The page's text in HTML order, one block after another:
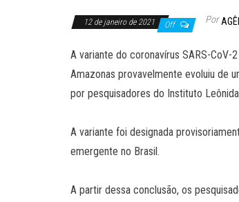
12 de janeiro de 2021 Off Por
A variante do coronavírus SARS-
Amazonas provavelmente evoluiu de
por pesquisadores do Instituto
A variante foi designada
emergente no Brasil.
A partir dessa conclusão, os